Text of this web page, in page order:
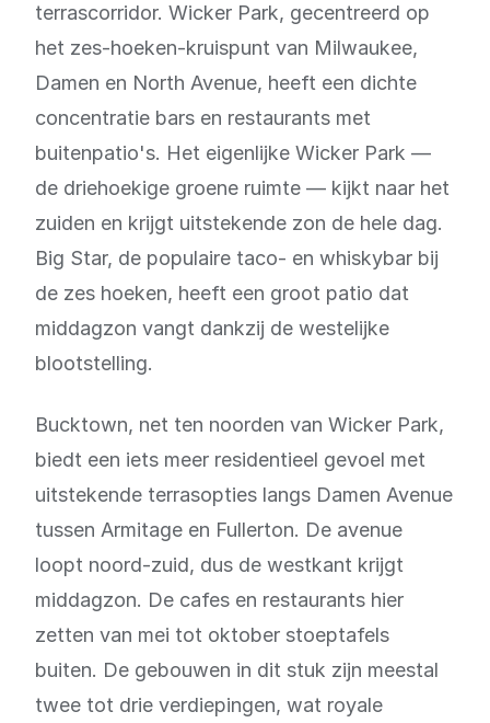
terrascorridor. Wicker Park, gecentreerd op
het zes-hoeken-kruispunt van Milwaukee,
Damen en North Avenue, heeft een dichte
concentratie bars en restaurants met
buitenpatio's. Het eigenlijke Wicker Park —
de driehoekige groene ruimte — kijkt naar het
zuiden en krijgt uitstekende zon de hele dag.
Big Star, de populaire taco- en whiskybar bij
de zes hoeken, heeft een groot patio dat
middagzon vangt dankzij de westelijke
blootstelling.
Bucktown, net ten noorden van Wicker Park,
biedt een iets meer residentieel gevoel met
uitstekende terrasopties langs Damen Avenue
tussen Armitage en Fullerton. De avenue
loopt noord-zuid, dus de westkant krijgt
middagzon. De cafes en restaurants hier
zetten van mei tot oktober stoeptafels
buiten. De gebouwen in dit stuk zijn meestal
twee tot drie verdiepingen, wat royale